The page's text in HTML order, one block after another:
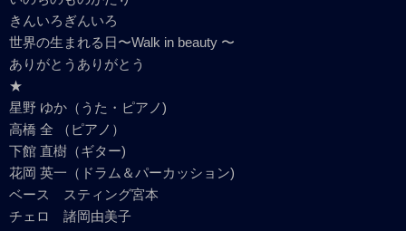
きんいろぎんいろ
世界の生まれる日〜Walk in beauty 〜
ありがとうありがとう
★
星野 ゆか（うた・ピアノ)
高橋 全 （ピアノ）
下館 直樹（ギター)
花岡 英一（ドラム＆パーカッション)
ベース スティング宮本
チェロ 諸岡由美子